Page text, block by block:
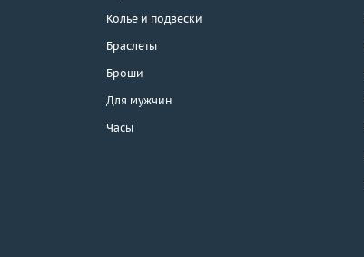
Колье и подвески
Браслеты
Броши
Для мужчин
Часы